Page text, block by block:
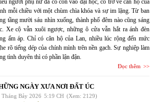
người phụ nữ đã có con vào đại học, cô trở về căn hộ của
mỗi chiều với một chùm chìa khóa và sự im lặng. Từ ban
tầng mười sáu nhìn xuống, thành phố đêm nào cũng sáng
Xe cộ vẫn xuôi ngược, những ô cửa vẫn hắt ra ánh đèn
ấm áp. Chỉ có căn hộ của Lan, nhiều lúc rộng đến mức
rõ tiếng dép của chính mình trên nền gạch. Sự nghiệp làm
tình duyên thì có phần lận đận.
Đọc thêm
NGÀY XƯA NƠI ĐẤT ÚC
Tháng Bảy 2026 5:19 CH (Xem: 2129)